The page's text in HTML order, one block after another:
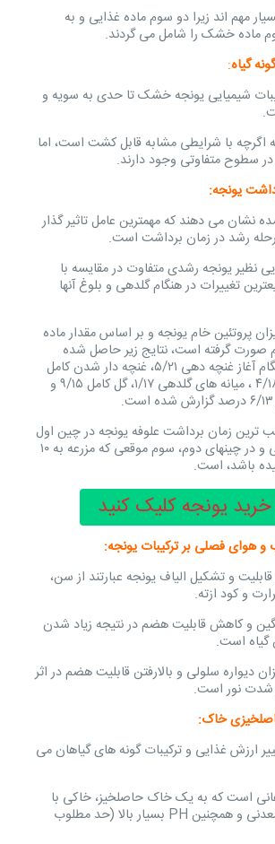
مهم اند زیرا دو سوم ماده غذایی و به
ماده خشک را شامل می گردند.
گیاه:
شیمیایی یونجه خشک تا حدی به سویه و
اگرچه با شرایطی مشابه قابل کشت است، اما
در سطوح متفاوتی وجود دارند.
نشان می دهند که مهمترین عامل تاثیر گذار
رشد در زمان برداشت است.
نظیر یونجه رشدی متفاوت در مقایسه با
تغییرات در هنگام گلدهی و بلوغ آنها
پروتئین خام یونجه و بر اساس مقدار ماده
گرفته است، نتایج زیر حاصل شده
است: یونجه در هنگام آغاز غنچه دهی ۵/۲۱، غنچه دار شدن کامل
۴/۱۹، آغاز گلدهی ۴/۱۸ ، میانه های گلدهی ۱/۱۷، گل کامل ۹/۱۵ و
ترین زمان برداشت علوفه یونجه در چین اول
در هنگام غنچه دهی و در چینهای دوم، سوم موقعی که مزرعه به ۱۰
باشد، است.
خرید یونجه کلیک کنید
قابلیت و تشکیل الیاف یونجه عبارتند از سن،
و کود ازته.
و کاهش قابلیت هضم در نتیجه زیاد شدن
است.
دیواره سلولی و بالارفتن قابلیت هضم در اثر
شدت نور است.
ارزش غذایی و ترکیبات گونه های گیاهان می
است که به یک خاک حاصلخیز، خاکی با
مقدار زیادی مواد معدنی و همچنین PH بسیار بالا (حد مطلوب